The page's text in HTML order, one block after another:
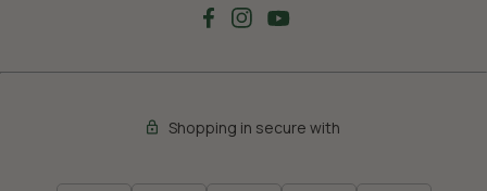
Shopping in secure with